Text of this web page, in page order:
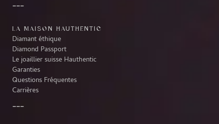
LA MAISON HAUTHENTIC
Diamant éthique
Diamond Passport
Le joaillier suisse Hauthentic
Garanties
Questions Fréquentes
Carrières